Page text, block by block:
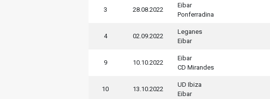
3 28.08.2022
Eibar
Ponferradina
4 02.09.2022
Leganes
Eibar
9 10.10.2022
Eibar
CD Mirandes
10 13.10.2022
UD Ibiza
Eibar